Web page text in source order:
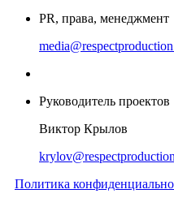
PR, права, менеджмент
Руководитель проектов
Виктор Крылов
Политика